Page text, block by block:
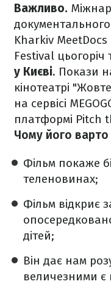
Важливо.
Kharkiv
Festival цьогоріч
у Києві. Покази
кінотеатрі
на сервісі
платформі Pitch
Чому його варто
Фільм покаже
теленовинах;
Фільм відкриє
дітей;
Він дає нам
величезними є